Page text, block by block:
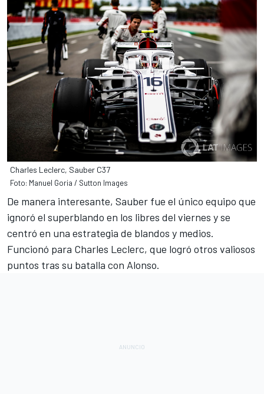
Charles Leclerc, Sauber C37
Foto: Manuel Goria / Sutton Images
De manera interesante, Sauber fue el único equipo que
ignoró el superblando en los libres del viernes y se
centró en una estrategia de blandos y medios.
Funcionó para Charles Leclerc, que logró otros valiosos
puntos tras su batalla con Alonso.